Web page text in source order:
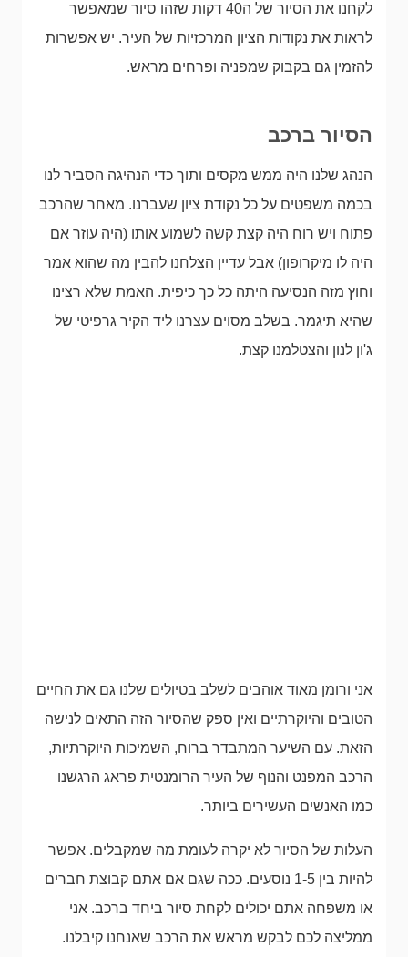
לקחנו את הסיור של ה40 דקות שזהו סיור שמאפשר
לראות את נקודות הציון המרכזיות של העיר. יש אפשרות
להזמין גם בקבוק שמפניה ופרחים מראש.
הסיור ברכב
הנהג שלנו היה ממש מקסים ותוך כדי הנהיגה הסביר לנו
בכמה משפטים על כל נקודת ציון שעברנו. מאחר שהרכב
פתוח ויש רוח היה קצת קשה לשמוע אותו (היה עוזר אם
היה לו מיקרופון) אבל עדיין הצלחנו להבין מה שהוא אמר
וחוץ מזה הנסיעה היתה כל כך כיפית. האמת שלא רצינו
שהיא תיגמר. בשלב מסוים עצרנו ליד הקיר גרפיטי של
ג'ון לנון והצטלמנו קצת.
אני ורומן מאוד אוהבים לשלב בטיולים שלנו גם את החיים
הטובים והיוקרתיים ואין ספק שהסיור הזה התאים לנישה
הזאת. עם השיער המתבדר ברוח, השמיכות היוקרתיות,
הרכב המפנט והנוף של העיר הרומנטית פראג הרגשנו
כמו האנשים העשירים ביותר.
העלות של הסיור לא יקרה לעומת מה שמקבלים. אפשר
להיות בין 1-5 נוסעים. ככה שגם אם אתם קבוצת חברים
או משפחה אתם יכולים לקחת סיור ביחד ברכב. אני
ממליצה לכם לבקש מראש את הרכב שאנחנו קיבלנו.